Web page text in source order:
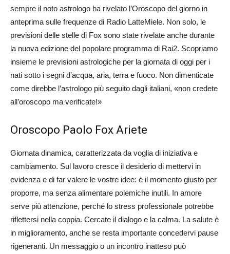
sempre il noto astrologo ha rivelato l’Oroscopo del giorno in
anteprima sulle frequenze di Radio LatteMiele. Non solo, le
previsioni delle stelle di Fox sono state rivelate anche durante
la nuova edizione del popolare programma di Rai2. Scopriamo
insieme le previsioni astrologiche per la giornata di oggi per i
nati sotto i segni d’acqua, aria, terra e fuoco. Non dimenticate
come direbbe l’astrologo più seguito dagli italiani, «non credete
all’oroscopo ma verificate!»
Oroscopo Paolo Fox Ariete
Giornata dinamica, caratterizzata da voglia di iniziativa e
cambiamento. Sul lavoro cresce il desiderio di mettervi in
evidenza e di far valere le vostre idee: è il momento giusto per
proporre, ma senza alimentare polemiche inutili. In amore
serve più attenzione, perché lo stress professionale potrebbe
riflettersi nella coppia. Cercate il dialogo e la calma. La salute è
in miglioramento, anche se resta importante concedervi pause
rigeneranti. Un messaggio o un incontro inatteso può